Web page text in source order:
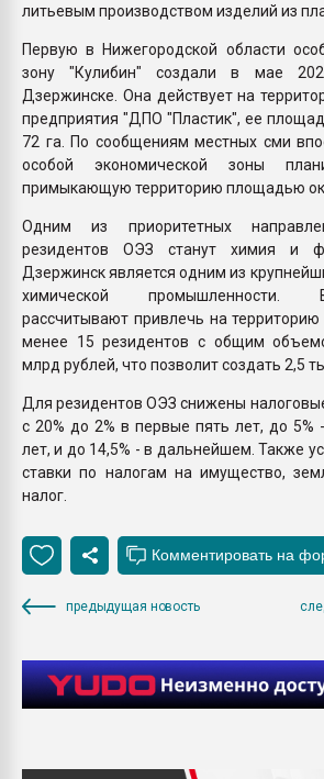
литьевым производством изделий из
Первую в Нижегородской области
зону "Кулибин" создали в мае
Дзержинске. Она действует на
предприятия "ДПО "Пластик", ее
72 га. По сообщениям местных сми
особой экономической зоны
примыкающую территорию площадью
Одним из приоритетных
резидентов ОЭЗ станут химия и
Дзержинск является одним из
химической промышленности.
рассчитывают привлечь на
менее 15 резидентов с общим
млрд рублей, что позволит создать 2,5
Для резидентов ОЭЗ снижены
с 20% до 2% в первые пять лет, до
лет, и до 14,5% - в дальнейшем. Также
ставки по налогам на имущество,
налог.
предыдущая новость